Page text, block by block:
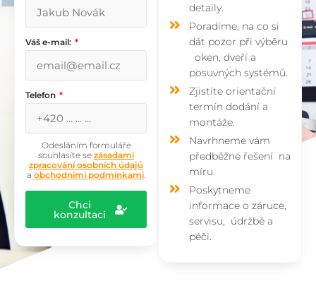
Váš e-mail:
Telefon
Odesláním formuláře
souhlasíte se zásadami
zpracování osobních údajů
a obchodními podmínkami.
Chci
konzultaci
detaily.
Poradíme, na co si
dát pozor při výběru
oken, dveří a
posuvných systémů.
Zjistíte orientační
termín dodání a
montáže.
Navrhneme vám
předběžné řešení na
míru.
Poskytneme
informace o záruce,
servisu, údržbě a
péči.